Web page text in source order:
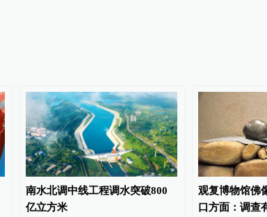
南水北调中线工程调水突破800
亿立方米
观复博物馆佛
口方面：调查